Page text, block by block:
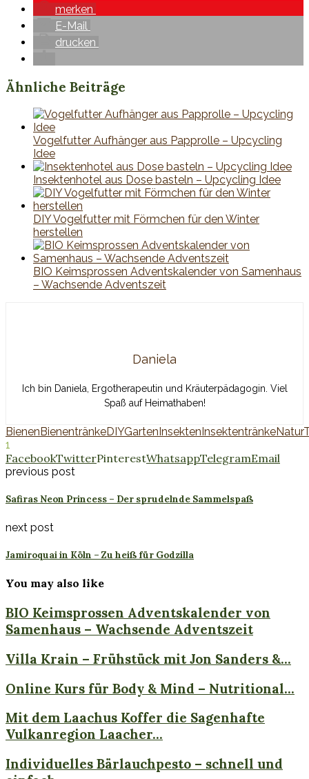
merken
E-Mail
drucken
Ähnliche Beiträge
Vogelfutter Aufhänger aus Papprolle – Upcycling
Idee
Insektenhotel aus Dose basteln – Upcycling Idee
DIY Vogelfutter mit Förmchen für den Winter
herstellen
BIO Keimsprossen Adventskalender von Samenhaus
– Wachsende Adventszeit
Daniela
Ich bin Daniela, Ergotherapeutin und Kräuterpädagogin. Viel
Spaß auf Heimathaben!
Bienen BienentränkeDIYGarten Insekten InsektentränkeNatur
1
FacebookTwitterPinterestWhatsappTelegramEmail
previous post
Safiras Neon Princess – Der sprudelnde Sammelspaß
next post
Jamiroquai in Köln – Zu heiß für Godzilla
You may also like
BIO Keimsprossen Adventskalender von
Samenhaus – Wachsende Adventszeit
Villa Krain – Frühstück mit Jon Sanders &...
Online Kurs für Body & Mind – Nutritional...
Mit dem Laachus Koffer die Sagenhafte
Vulkanregion Laacher...
Individuelles Bärlauchpesto – schnell und